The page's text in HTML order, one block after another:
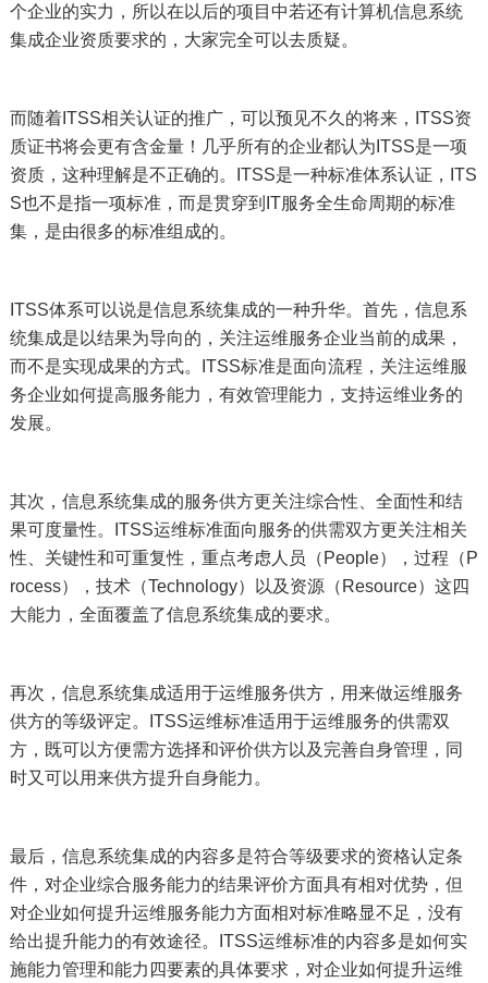
个企业的实力，所以在以后的项目中若还有计算机信息系统
集成企业资质要求的，大家完全可以去质疑。
而随着ITSS相关认证的推广，可以预见不久的将来，ITSS资
质证书将会更有含金量！几乎所有的企业都认为ITSS是一项
资质，这种理解是不正确的。ITSS是一种标准体系认证，ITS
S也不是指一项标准，而是贯穿到IT服务全生命周期的标准
集，是由很多的标准组成的。
ITSS体系可以说是信息系统集成的一种升华。首先，信息系
统集成是以结果为导向的，关注运维服务企业当前的成果，
而不是实现成果的方式。ITSS标准是面向流程，关注运维服
务企业如何提高服务能力，有效管理能力，支持运维业务的
发展。
其次，信息系统集成的服务供方更关注综合性、全面性和结
果可度量性。ITSS运维标准面向服务的供需双方更关注相关
性、关键性和可重复性，重点考虑人员（People），过程（P
rocess），技术（Technology）以及资源（Resource）这四
大能力，全面覆盖了信息系统集成的要求。
再次，信息系统集成适用于运维服务供方，用来做运维服务
供方的等级评定。ITSS运维标准适用于运维服务的供需双
方，既可以方便需方选择和评价供方以及完善自身管理，同
时又可以用来供方提升自身能力。
最后，信息系统集成的内容多是符合等级要求的资格认定条
件，对企业综合服务能力的结果评价方面具有相对优势，但
对企业如何提升运维服务能力方面相对标准略显不足，没有
给出提升能力的有效途径。ITSS运维标准的内容多是如何实
施能力管理和能力四要素的具体要求，对企业如何提升运维